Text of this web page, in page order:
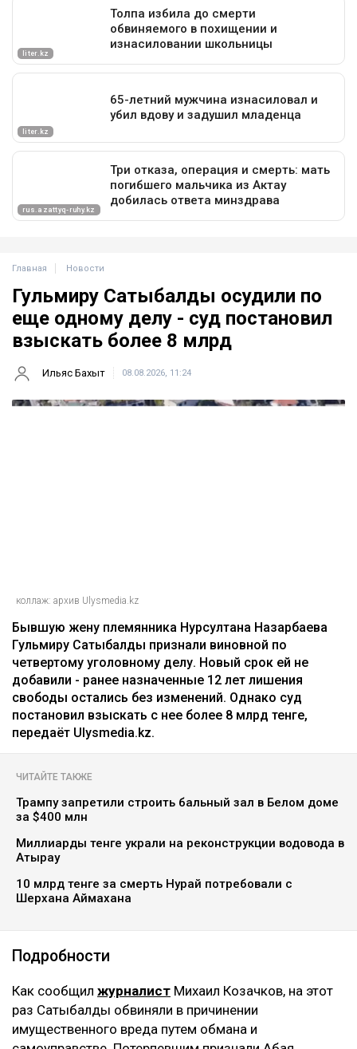
Главная Новости
Гульмиру Сатыбалды осудили по
еще одному делу - суд постановил
взыскать более 8 млрд
Ильяс Бахыт 08.08.2026, 11:24
коллаж: архив Ulysmedia.kz
Бывшую жену племянника Нурсултана Назарбаева
Гульмиру Сатыбалды признали виновной по
четвертому уголовному делу. Новый срок ей не
добавили - ранее назначенные 12 лет лишения
свободы остались без изменений. Однако суд
постановил взыскать с нее более 8 млрд тенге,
передаёт Ulysmedia.kz.
ЧИТАЙТЕ ТАКЖЕ
Трампу запретили строить бальный зал в Белом доме
за $400 млн
Миллиарды тенге украли на реконструкции водовода в
Атырау
10 млрд тенге за смерть Нурай потребовали с
Шерхана Аймахана
Подробности
Как сообщил журналист Михаил Козачков, на этот
раз Сатыбалды обвиняли в причинении
имущественного вреда путем обмана и